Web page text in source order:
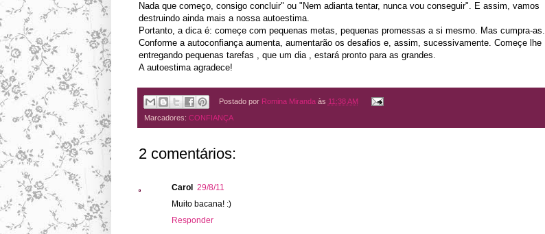
Nada que começo, consigo concluir" ou "Nem adianta tentar, nunca vou conseguir". E assim, vamos
destruindo ainda mais a nossa autoestima.
Portanto, a dica é: começe com pequenas metas, pequenas promessas a si mesmo. Mas cumpra-as.
Conforme a autoconfiança aumenta, aumentarão os desafios e, assim, sucessivamente. Começe lhe
entregando pequenas tarefas , que um dia , estará pronto para as grandes.
A autoestima agradece!
Postado por Romina Miranda às 11:38 AM
Marcadores: CONFIANÇA
2 comentários:
Carol 29/8/11
Muito bacana! :)
Responder